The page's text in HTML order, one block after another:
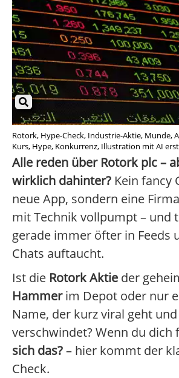
Rotork, Hype-Check, Industrie-Aktie, Munde,
Kurs, Hype, Konkurrenz, Illustration mit AI
Alle reden über Rotork plc –
wirklich dahinter? Kein fancy
neue App, sondern eine
mit Technik vollpumpt – und
gerade immer öfter in Feeds
Chats auftaucht.
Ist die Rotork Aktie der
Hammerim Depot oder nur
Name, der kurz viral geht
verschwindet? Wenn du dich
sich das?– hier kommt der
Check.